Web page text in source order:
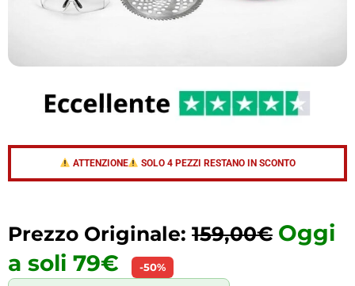
ATTENZIONE SOLO 4 PEZZI RESTANO IN SCONTO
Prezzo Originale: 159,00€ Oggi
a soli 79€
-50%